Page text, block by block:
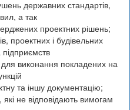
державних стандартів,
а так
проектних рішень;
проектних і будівельних
підприємств
для виконання покладених на
та іншу документацію;
не відповідають вимогам